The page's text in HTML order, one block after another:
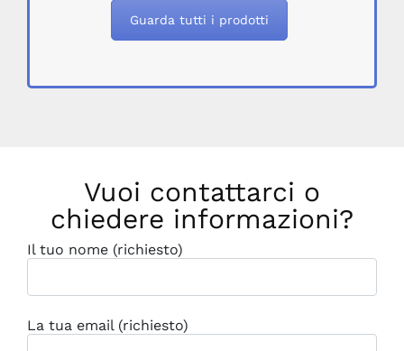
Guarda tutti i prodotti
Vuoi contattarci o
chiedere informazioni?
Il tuo nome (richiesto)
La tua email (richiesto)